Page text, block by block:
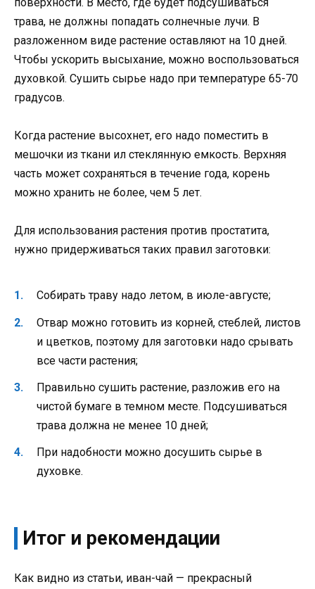
трава, не должны попадать солнечные лучи. В
разложенном виде растение оставляют на 10 дней.
Чтобы ускорить высыхание, можно воспользоваться
духовкой. Сушить сырье надо при температуре 65-70
градусов.
Когда растение высохнет, его надо поместить в
мешочки из ткани ил стеклянную емкость. Верхняя
часть может сохраняться в течение года, корень
можно хранить не более, чем 5 лет.
Для использования растения против простатита,
нужно придерживаться таких правил заготовки:
Собирать траву надо летом, в июле-августе;
Отвар можно готовить из корней, стеблей, листов
и цветков, поэтому для заготовки надо срывать
все части растения;
Правильно сушить растение, разложив его на
чистой бумаге в темном месте. Подсушиваться
трава должна не менее 10 дней;
При надобности можно досушить сырье в
духовке.
Итог и рекомендации
Как видно из статьи, иван-чай — прекрасный